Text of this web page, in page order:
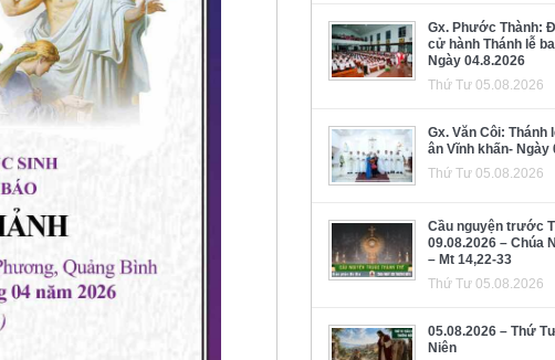
Gx. Phước Thành:
cử hành Thánh lễ
Ngày 04.8.2026
Thứ Tư 05.08.2026
Gx. Văn Côi:
ân Vĩnh khấn- Ngày
Thứ Tư 05.08.2026
Cầu nguyện trước
09.08.2026 – Chúa
– Mt 14,22-33
Thứ Tư 05.08.2026
05.08.2026 – Thứ
Niên